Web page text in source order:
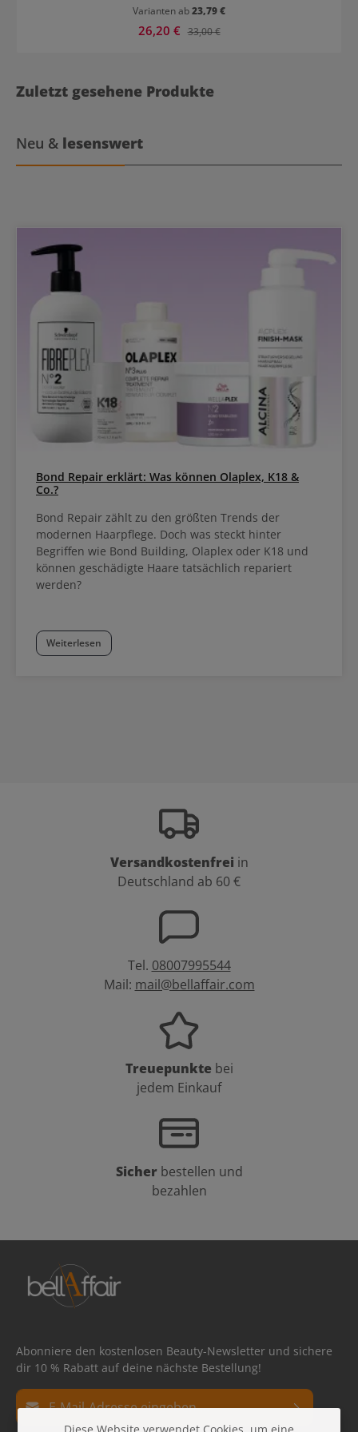
Varianten ab23,79 €
Verkaufspreis:
26,20 € Regulärer Preis:
33,00 €
Zuletzt gesehene Produkte
Neu & lesenswert
Bond Repair erklärt: Was können Olaplex, K18 &
Co.?
Bond Repair zählt zu den größten Trends der
modernen Haarpflege. Doch was steckt hinter
Begriffen wie Bond Building, Olaplex oder K18 und
können geschädigte Haare tatsächlich repariert
werden?
Weiterlesen
Versandkostenfrei in
Deutschland ab 60 €
Tel. 08007995544
Mail: mail@bellaffair.com
Treuepunkte bei
jedem Einkauf
Sicher bestellen und
bezahlen
Abonniere den kostenlosen Beauty-Newsletter und sichere
dir 10 % Rabatt auf deine nächste Bestellung!
E-Mail-Adresse*